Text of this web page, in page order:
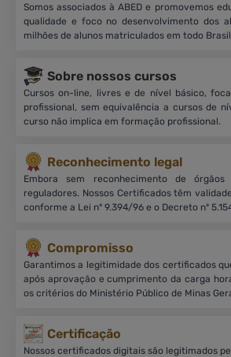
Somos associados à ABED e promovemos
qualidade e foco no desenvolvimento dos
milhões de alunos matriculados em todo
Sobre nossos cursos
Cursos on-line, livres e de nível básico,
profissional, sem equivalência a cursos de
curso não implica em formação profissional.
Reconhecimento legal
Embora sem reconhecimento de
reguladores. Nossos Certificados têm
conforme a Lei nº 9.394/96 e o Decreto nº
Compromisso
Garantimos a legitimidade dos certificados
após aprovação e cumprimento da carga
os critérios do Ministério Público de Minas
Certificação
Nossos certificados digitais são legitimados